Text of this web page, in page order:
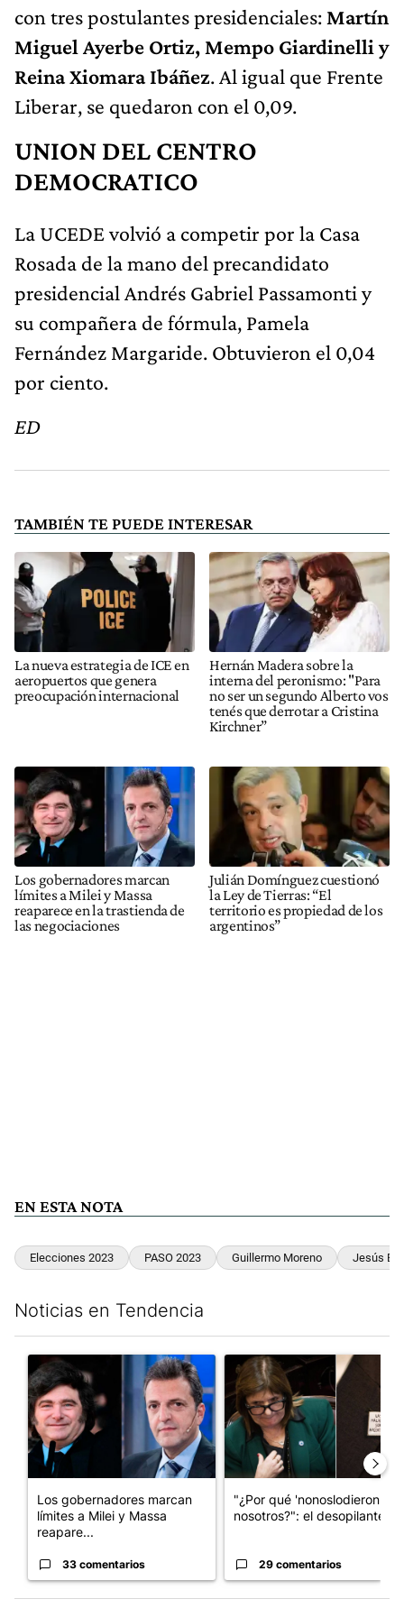
con tres postulantes presidenciales: Martín
Miguel Ayerbe Ortiz, Mempo Giardinelli y
Reina Xiomara Ibáñez. Al igual que Frente
Liberar, se quedaron con el 0,09.
UNION DEL CENTRO
DEMOCRATICO
La UCEDE volvió a competir por la Casa
Rosada de la mano del precandidato
presidencial Andrés Gabriel Passamonti y
su compañera de fórmula, Pamela
Fernández Margaride. Obtuvieron el 0,04
por ciento.
ED
TAMBIÉN TE PUEDE INTERESAR
La nueva estrategia de ICE en
aeropuertos que genera
preocupación internacional
Hernán Madera sobre la
interna del peronismo: "Para
no ser un segundo Alberto vos
tenés que derrotar a Cristina
Kirchner”
Los gobernadores marcan
límites a Milei y Massa
reaparece en la trastienda de
las negociaciones
Julián Domínguez cuestionó
la Ley de Tierras: “El
territorio es propiedad de los
argentinos”
EN ESTA NOTA
Elecciones 2023 PASO 2023 Guillermo Moreno Jesús
Noticias en Tendencia
Un artículo de tendencia con el título "Los gobernadores
Los gobernadores marcan
límites a Milei y Massa
reapare...
33 comentarios
Un artículo de tendencia con
"¿Por qué 'nonoslodieron' a
nosotros?": el desopilante ...
29 comentarios